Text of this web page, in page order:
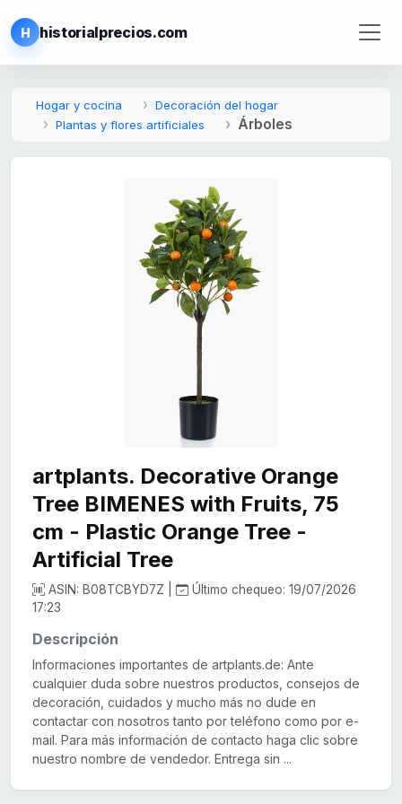
H historialprecios.com
Hogar y cocina
Decoración del hogar
Plantas y flores artificiales
Árboles
artplants. Decorative Orange
Tree BIMENES with Fruits, 75
cm - Plastic Orange Tree -
Artificial Tree
ASIN: B08TCBYD7Z |
Último chequeo: 19/07/2026
17:23
Descripción
Informaciones importantes de artplants.de: Ante
cualquier duda sobre nuestros productos, consejos de
decoración, cuidados y mucho más no dude en
contactar con nosotros tanto por teléfono como por e-
mail. Para más información de contacto haga clic sobre
nuestro nombre de vendedor. Entrega sin ...